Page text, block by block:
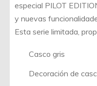
especial PILOT
y nuevas
Esta serie limitada,
Casco gris
Decoración de